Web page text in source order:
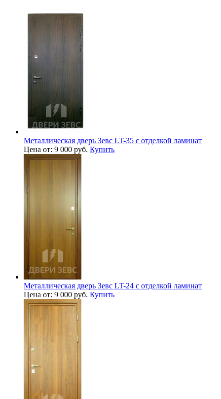
Металлическая дверь Зевс LT-35 с отделкой ламинат
Цена от: 9 000 руб. Купить
Металлическая дверь Зевс LT-24 с отделкой ламинат
Цена от: 9 000 руб. Купить